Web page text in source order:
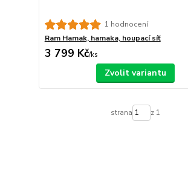
1 hodnocení
Ram Hamak, hamaka, houpací síť
3 799 Kč/ks
Zvolit variantu
strana z 1